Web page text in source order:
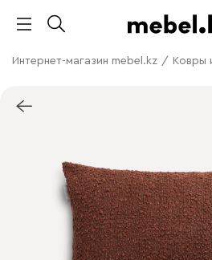
Интернет-магазин mebel.kz / Ковры